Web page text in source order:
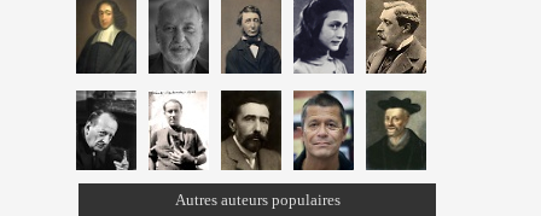
Autres auteurs populaires